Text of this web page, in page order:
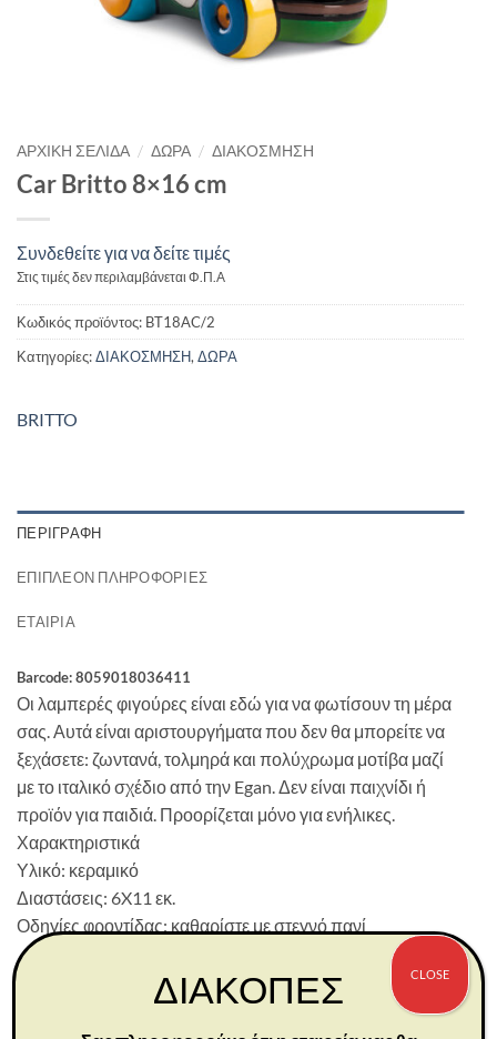
ΑΡΧΙΚΉ ΣΕΛΊΔΑ / ΔΩΡΑ / ΔΙΑΚΟΣΜΗΣΗ
Car Britto 8×16 cm
Συνδεθείτε για να δείτε τιμές
Στις τιμές δεν περιλαμβάνεται Φ.Π.Α
Κωδικός προϊόντος: BT18AC/2
Κατηγορίες:ΔΙΑΚΟΣΜΗΣΗ,ΔΩΡΑ
BRITTO
ΠΕΡΙΓΡΑΦΉ
ΕΠΙΠΛΈΟΝ ΠΛΗΡΟΦΟΡΊΕΣ
ΕΤΑΙΡΊΑ
Barcode: 8059018036411
Οι λαμπερές φιγούρες είναι εδώ για να φωτίσουν τη μέρα
σας. Αυτά είναι αριστουργήματα που δεν θα μπορείτε να
ξεχάσετε: ζωντανά, τολμηρά και πολύχρωμα μοτίβα μαζί
με το ιταλικό σχέδιο από την Egan. Δεν είναι παιχνίδι ή
προϊόν για παιδιά. Προορίζεται μόνο για ενήλικες.
Χαρακτηριστικά
Υλικό: κεραμικό
Διαστάσεις: 6X11 εκ.
Οδηγίες φροντίδας: καθαρίστε με στεγνό πανί
ΔΙΑΚΟΠΕΣ CLOSE